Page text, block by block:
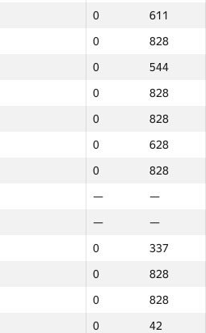
0
611
0
828
0
544
0
828
0
828
0
628
0
828
—
—
—
—
0
337
0
828
0
828
0
42
0
611
0
828
0
544
0
828
0
828
0
628
0
828
—
—
—
—
0
337
0
828
0
828
0
42